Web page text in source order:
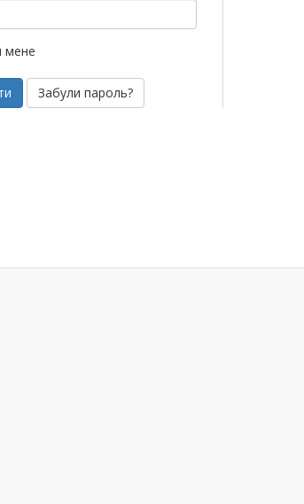
мене
Забули пароль?